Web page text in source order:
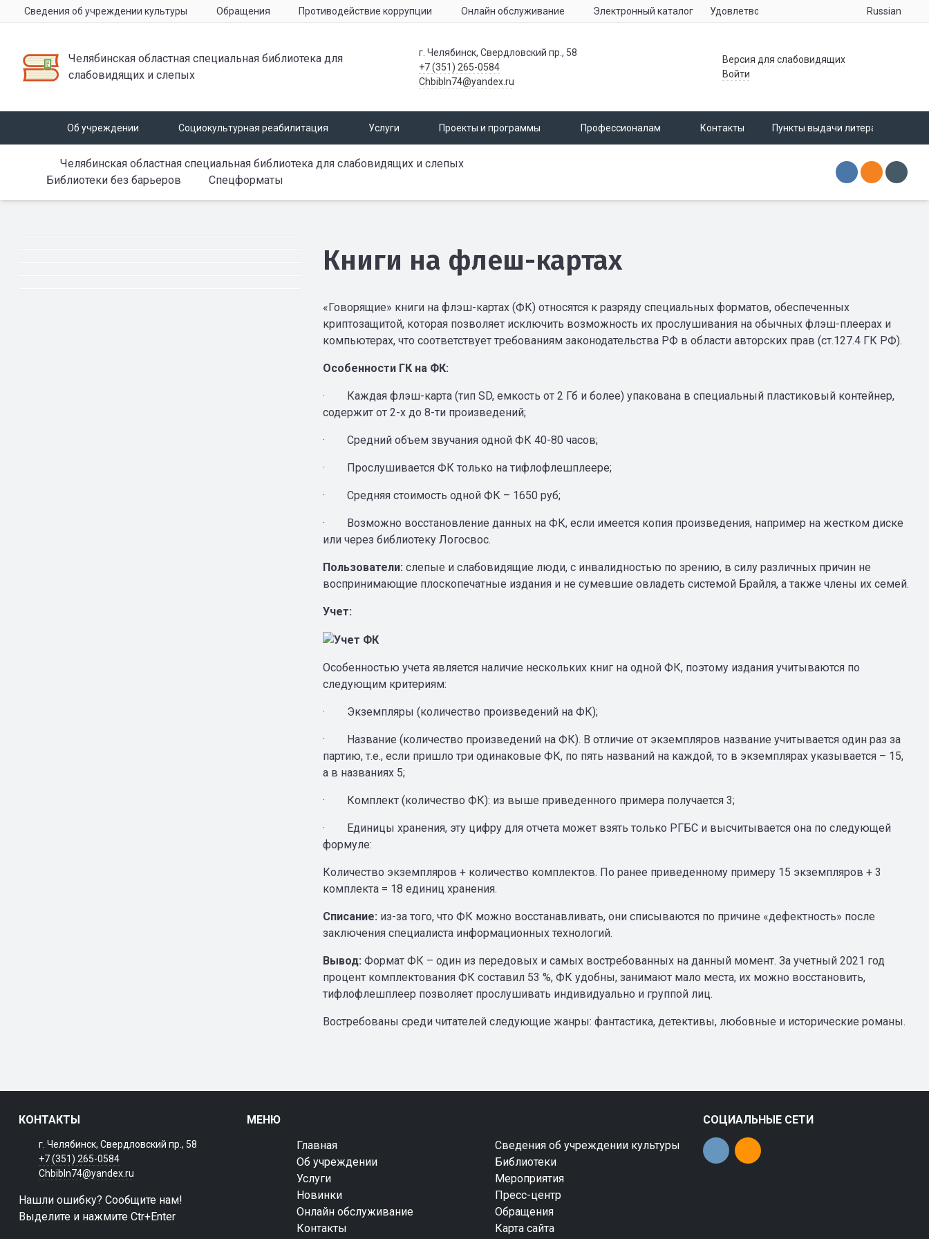
Сведения об учреждении культуры Обращения Противодействие коррупции Онлайн обслуживание Электронный каталог Удовлетворенность населения услугами
Russian
Челябинская областная специальная библиотека для
слабовидящих и слепых
г. Челябинск, Свердловский пр., 58
+7 (351) 265-0584
Chbibln74@yandex.ru
Версия для слабовидящих
Войти
Об учреждении Социокультурная реабилитация Услуги Проекты и программы Профессионалам Контакты Пункты выдачи литературы
Челябинская областная специальная библиотека для слабовидящих и слепых
Библиотеки без барьеров
Спецформаты
Книги на флеш-картах
«Говорящие» книги на флэш-картах (ФК) относятся к разряду специальных форматов, обеспеченных
криптозащитой, которая позволяет исключить возможность их прослушивания на обычных флэш-плеерах и
компьютерах, что соответствует требованиям законодательства РФ в области авторских прав (ст.127.4 ГК РФ).
Особенности ГК на ФК:
· Каждая флэш-карта (тип SD, емкость от 2 Гб и более) упакована в специальный пластиковый контейнер,
содержит от 2-х до 8-ти произведений;
· Средний объем звучания одной ФК 40-80 часов;
· Прослушивается ФК только на тифлофлешплеере;
· Средняя стоимость одной ФК – 1650 руб;
· Возможно восстановление данных на ФК, если имеется копия произведения, например на жестком диске
или через библиотеку Логосвос.
Пользователи: слепые и слабовидящие люди, с инвалидностью по зрению, в силу различных причин не
воспринимающие плоскопечатные издания и не сумевшие овладеть системой Брайля, а также члены их семей.
Учет:
Особенностью учета является наличие нескольких книг на одной ФК, поэтому издания учитываются по
следующим критериям:
· Экземпляры (количество произведений на ФК);
· Название (количество произведений на ФК). В отличие от экземпляров название учитывается один раз за
партию, т.е., если пришло три одинаковые ФК, по пять названий на каждой, то в экземплярах указывается – 15,
а в названиях 5;
· Комплект (количество ФК): из выше приведенного примера получается 3;
· Единицы хранения, эту цифру для отчета может взять только РГБС и высчитывается она по следующей
формуле:
Количество экземпляров + количество комплектов. По ранее приведенному примеру 15 экземпляров + 3
комплекта = 18 единиц хранения.
Списание: из-за того, что ФК можно восстанавливать, они списываются по причине «дефектность» после
заключения специалиста информационных технологий.
Вывод: Формат ФК – один из передовых и самых востребованных на данный момент. За учетный 2021 год
процент комплектования ФК составил 53 %, ФК удобны, занимают мало места, их можно восстановить,
тифлофлешплеер позволяет прослушивать индивидуально и группой лиц.
Востребованы среди читателей следующие жанры: фантастика, детективы, любовные и исторические романы.
КОНТАКТЫ
г. Челябинск, Свердловский пр., 58
+7 (351) 265-0584
Chbibln74@yandex.ru
Нашли ошибку? Сообщите нам!
Выделите и нажмите Ctr+Enter
МЕНЮ
Главная
Сведения об учреждении культуры
Об учреждении
Библиотеки
Услуги
Мероприятия
Новинки
Пресс-центр
Онлайн обслуживание
Обращения
Контакты
Карта сайта
СОЦИАЛЬНЫЕ СЕТИ